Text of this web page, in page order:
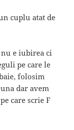
cuplu atat de
nu e iubirea ci
pe care le
folosim
dar avem
care scrie F